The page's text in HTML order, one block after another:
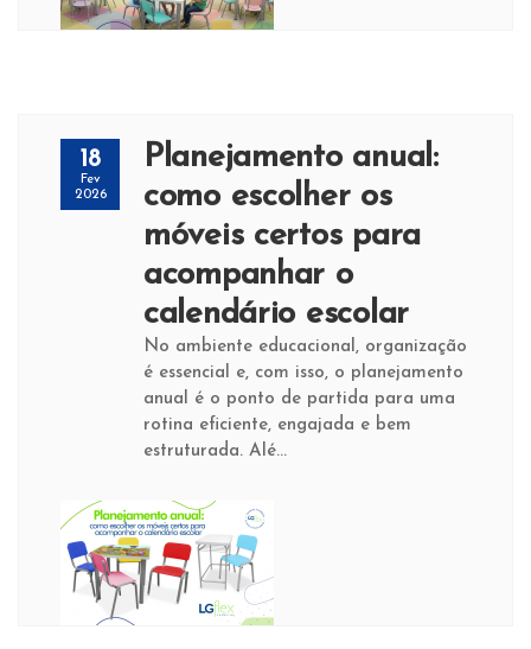
18
Fev
2026
Planejamento anual:
como escolher os
móveis certos para
acompanhar o
calendário escolar
No ambiente educacional, organização
é essencial e, com isso, o planejamento
anual é o ponto de partida para uma
rotina eficiente, engajada e bem
estruturada. Alé...